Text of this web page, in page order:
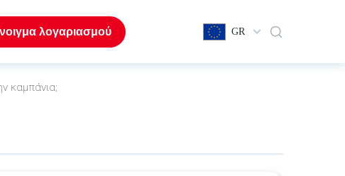
λογαριασμού GR
καμπάνια;